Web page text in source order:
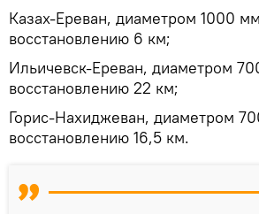
Казах-Ереван, диаметром 1000
восстановлению 6 км;
Ильичевск-Ереван, диаметром
восстановлению 22 км;
Горис-Нахиджеван, диаметром
восстановлению 16,5 км.